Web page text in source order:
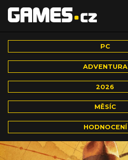
PC
ADVENTURA
2026
MĚSÍC
HODNOCENÍ